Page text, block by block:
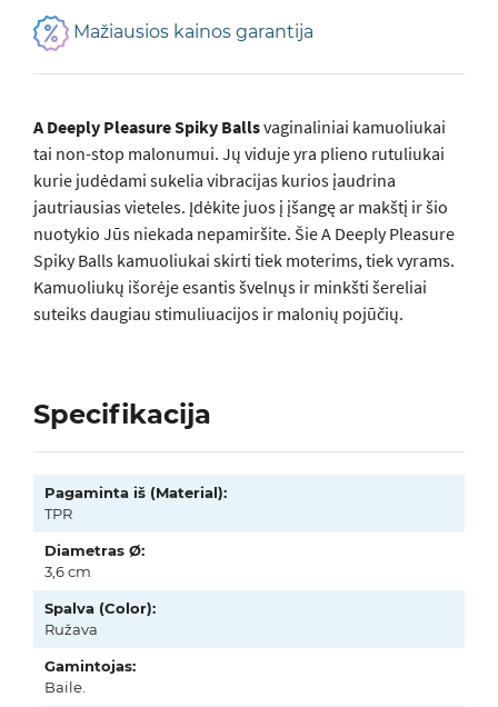
Mažiausios kainos garantija
A Deeply Pleasure Spiky Ballsvaginaliniai kamuoliukai
tai non-stop malonumui. Jų viduje yra plieno rutuliukai
kurie judėdami sukelia vibracijas kurios įaudrina
jautriausias vieteles. Įdėkite juos į įšangę ar makštį ir šio
nuotykio Jūs niekada nepamiršite. Šie A Deeply Pleasure
Spiky Balls kamuoliukai skirti tiek moterims, tiek vyrams.
Kamuoliukų išorėje esantis švelnųs ir minkšti šereliai
suteiks daugiau stimuliuacijos ir malonių pojūčių.
Specifikacija
Pagaminta iš (Material):
TPR
Diametras Ø:
3,6 cm
Spalva (Color):
Ružava
Gamintojas:
Baile.